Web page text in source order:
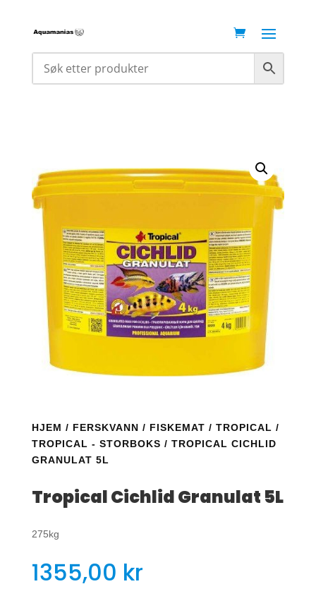
HJEM / FERSKVANN / FISKEMAT / TROPICAL /
TROPICAL - STORBOKS / TROPICAL CICHLID
GRANULAT 5L
Tropical Cichlid Granulat 5L
275kg
1355,00 kr